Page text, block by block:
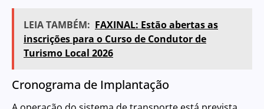
LEIA TAMBÉM: FAXINAL: Estão abertas as
inscrições para o Curso de Condutor de
Turismo Local 2026
Cronograma de Implantação